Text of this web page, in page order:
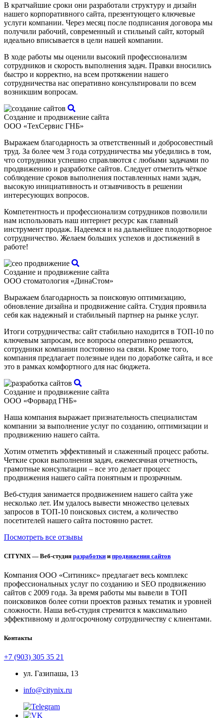
В кратчайшие сроки они разработали структуру и дизайн
нашего корпоративного сайта, презентующего ключевые
услуги компании. Через месяц после подписания договора мы
получили рабочий, современный и стильный сайт, который
идеально вписывается в цели нашей компании.
В ходе работы мы оценили высокий профессионализм
сотрудников и скорость выполнения задач. Правки вносились
быстро и корректно, на всем протяжении нашего
сотрудничества нас оперативно консультировали по всем
возникшим вопросам.
Создание и продвижение сайта
ООО «ТехСервис ГНБ»
Выражаем благодарность за ответственный и добросовестный
труд. За более чем 3 года сотрудничества мы убедились в том,
что сотрудники успешно справляются с любыми задачами по
продвижению и разработке сайтов. Следует отметить чёткое
соблюдение сроков выполнения поставленных нами задач,
высокую инициативность и отзывчивость в решении
интересующих вопросов.
Компетентность и профессионализм сотрудников позволили
нам использовать наш интернет ресурс как главный
инструмент продаж. Надеемся и на дальнейшее плодотворное
сотрудничество. Желаем больших успехов и достижений в
работе!
Создание и продвижение сайта
ООО стоматология «ДинаСтом»
Выражаем благодарность за поисковую оптимизацию,
обновление дизайна и продвижение сайта. Студия проявила
себя как надежный и стабильный партнер на рынке услуг.
Итоги сотрудничества: сайт стабильно находится в ТОП-10 по
ключевым запросам, все вопросы оперативно решаются,
сотрудники компании постоянно на связи. Кроме того,
компания предлагает полезные идеи по доработке сайта, и все
это в рамках комфортного для нас бюджета.
Создание и продвижение сайта
ООО «Форвард ГНБ»
Наша компания выражает признательность специалистам
компании за выполнение услуг по созданию, оптимизации и
продвижению нашего сайта.
Хотим отметить эффективный и слаженный процесс работы.
Четкие сроки выполнения задач, ежемесячная отчетность,
грамотные консультации – все это делает процесс
продвижения нашего сайта понятным и прозрачным.
Веб-студия занимается продвижением нашего сайта уже
несколько лет. Им удалось вывести множество целевых
запросов в ТОП-10 поисковых систем, а количество
посетителей нашего сайта постоянно растет.
Посмотреть все отзывы
CITYNIX — Веб-студия разработки и продвижения сайтов
Компания ООО «Ситиникс» предлагает весь комплекс
профессиональных услуг по созданию и SEO продвижению
сайтов с 2009 года. За время работы мы вывели в ТОП
поисковиков более сотни проектов разных тематик и уровней
сложности. Наша веб-студия стремится к максимально
эффективному и долгосрочному сотрудничеству с клиентами.
Контакты
+7 (903) 305 35 21
ул. Газипаша, 13
info@citynix.ru